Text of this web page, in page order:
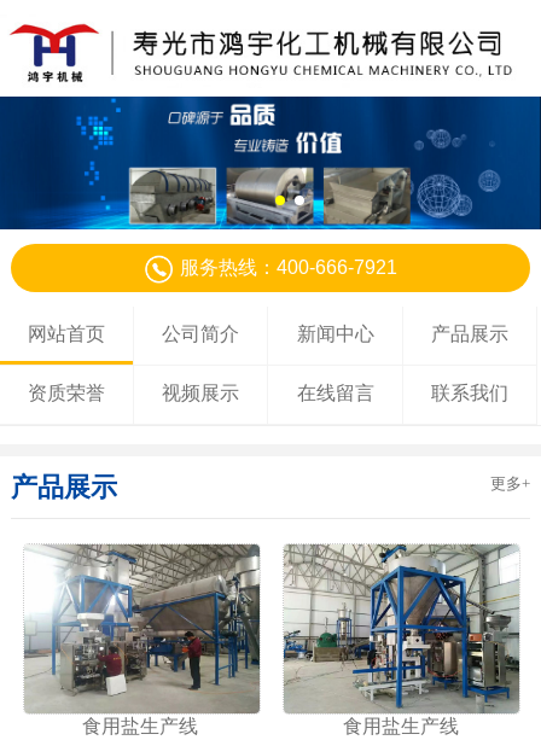
服务热线：400-666-7921
网站首页 公司简介 新闻中心 产品展示
资质荣誉 视频展示 在线留言 联系我们
更多+
产品展示
食用盐生产线 食用盐生产线